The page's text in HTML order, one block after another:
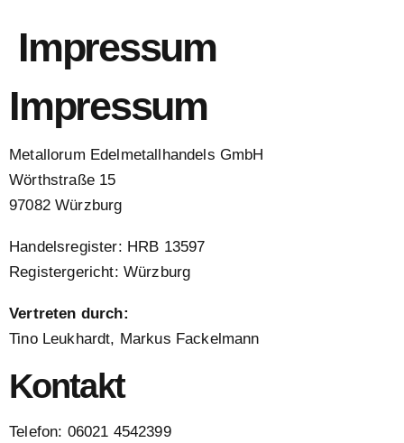
Impressum
Impressum
Metallorum Edelmetallhandels GmbH
Wörthstraße 15
97082 Würzburg
Handelsregister: HRB 13597
Registergericht: Würzburg
Vertreten durch:
Tino Leukhardt, Markus Fackelmann
Kontakt
Telefon: 06021 4542399